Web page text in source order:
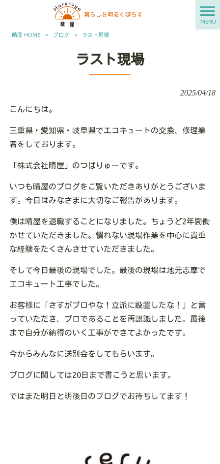
MENU
晴屋 HOME > ブログ > ラスト現場
ラスト現場
2025/04/18
こんにちは。
三重県・愛知県・岐阜県でエコキュートの交換、修理業
者をしております。
「株式会社晴屋」のつばりゅーです。
いつも晴屋のブログをご覧いただきありがとうございま
す。今日はみなさまに大切なご報告があります。
僕は晴屋を退職することになりました。ちょうど2年間働
かせていただきました。慣れない現場作業を中心に貴重
な経験をたくさんさせていただきました。
そして今日最後の現場でした。最後の現場は地元志摩で
エコキュート工事でした。
お客様に「さすがプロやな！立派に設置したな！」と言
っていただき、プロであることを再認識しました。 最後
まで自分が納得のいく工事ができてよかったです。
今からみんなに送別会をしてもらいます。
ブログに関しては20日まで書こうと思います。
ではまた明日と明後日のブログでお待ちしてます！